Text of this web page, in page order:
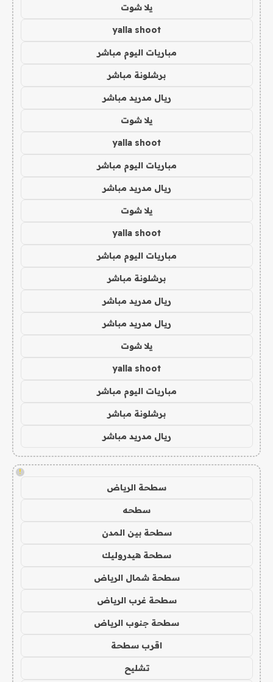
يلا شوت
yalla shoot
مباريات اليوم مباشر
برشلونة مباشر
ريال مدريد مباشر
يلا شوت
yalla shoot
مباريات اليوم مباشر
ريال مدريد مباشر
يلا شوت
yalla shoot
مباريات اليوم مباشر
برشلونة مباشر
ريال مدريد مباشر
ريال مدريد مباشر
يلا شوت
yalla shoot
مباريات اليوم مباشر
برشلونة مباشر
ريال مدريد مباشر
!
سطحة الرياض
سطحه
سطحة بين المدن
سطحة هيدروليك
سطحة شمال الرياض
سطحة غرب الرياض
سطحة جنوب الرياض
اقرب سطحة
تشليح